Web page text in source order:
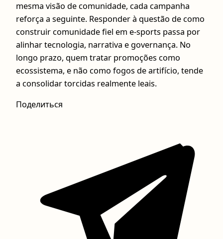
mesma visão de comunidade, cada campanha
reforça a seguinte. Responder à questão de como
construir comunidade fiel em e-sports passa por
alinhar tecnologia, narrativa e governança. No
longo prazo, quem tratar promoções como
ecossistema, e não como fogos de artifício, tende
a consolidar torcidas realmente leais.
Поделиться